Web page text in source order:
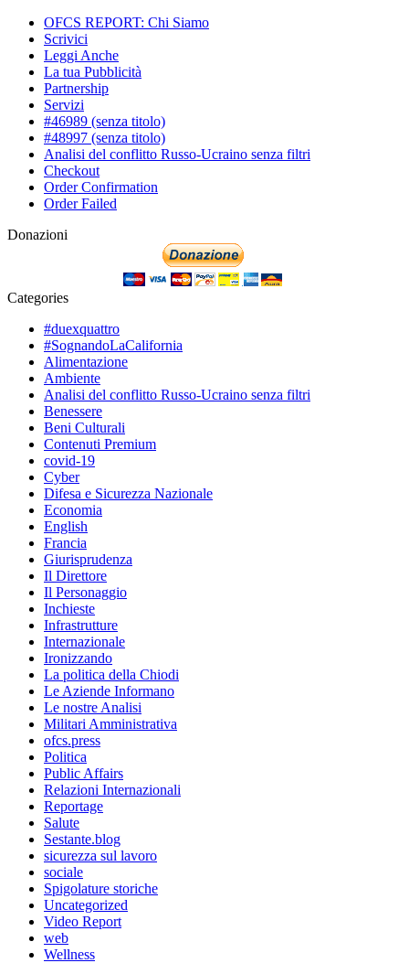
OFCS REPORT: Chi Siamo
Scrivici
Leggi Anche
La tua Pubblicità
Partnership
Servizi
#46989 (senza titolo)
#48997 (senza titolo)
Analisi del conflitto Russo-Ucraino senza filtri
Checkout
Order Confirmation
Order Failed
Donazioni
Categories
#duexquattro
#SognandoLaCalifornia
Alimentazione
Ambiente
Analisi del conflitto Russo-Ucraino senza filtri
Benessere
Beni Culturali
Contenuti Premium
covid-19
Cyber
Difesa e Sicurezza Nazionale
Economia
English
Francia
Giurisprudenza
Il Direttore
Il Personaggio
Inchieste
Infrastrutture
Internazionale
Ironizzando
La politica della Chiodi
Le Aziende Informano
Le nostre Analisi
Militari Amministrativa
ofcs.press
Politica
Public Affairs
Relazioni Internazionali
Reportage
Salute
Sestante.blog
sicurezza sul lavoro
sociale
Spigolature storiche
Uncategorized
Video Report
web
Wellness